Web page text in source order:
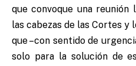
que convoque una
las cabezas de las Cortes y
que –con sentido de
solo para la solución de